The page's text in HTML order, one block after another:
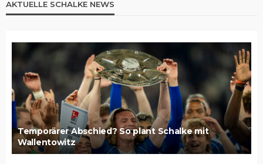
AKTUELLE SCHALKE NEWS
Temporärer Abschied? So plant Schalke mit
Wallentowitz